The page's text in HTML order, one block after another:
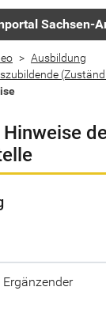
Sachsen-
Ausbildung